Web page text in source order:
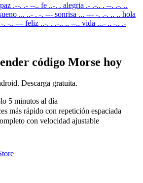
paz .--. .- --.. fe ..-. . alegria .- .-.. . --. .-. ..
... ..- . -. --- sonrisa ... --- -. .-. .. .. hola
. -.. --- feliz ..-. . .-.. .. --.. vida ...- .. -.. .-
código Morse hoy
Descarga gratuita.
5 minutos al día
más rápido con repetición espaciada
con velocidad ajustable